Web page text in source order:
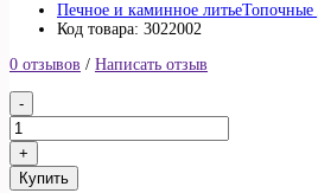
Печное и каминное литьеТопочные
Код товара: 3022002
0 отзывов / Написать отзыв
Купить